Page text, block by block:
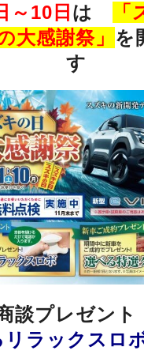
～10日 は
大感謝祭」 を
す
談プレゼント
リラックスロボ